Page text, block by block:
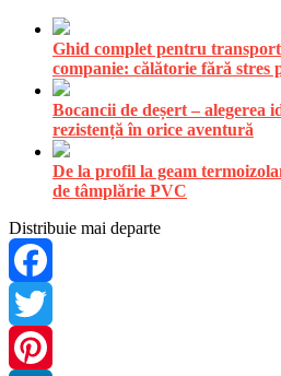
Ghid complet pentru
companie: călătorie fără stres
Bocancii de deșert – alegerea
rezistență în orice aventură
De la profil la geam
de tâmplărie PVC
Distribuie mai departe
Facebook
Twitter